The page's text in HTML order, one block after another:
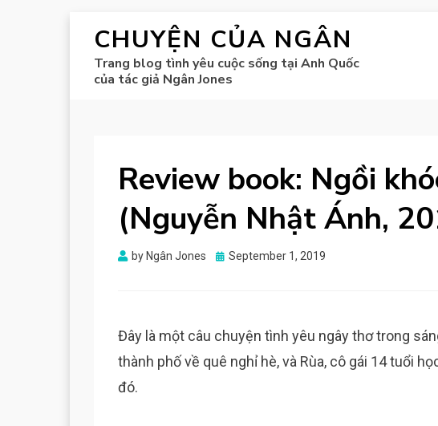
CHUYỆN CỦA NGÂN
Trang blog tình yêu cuộc sống tại Anh Quốc
của tác giả Ngân Jones
Review book: Ngồi
(Nguyễn Nhật Ánh,
by Ngân Jones
Posted
September 1, 2019
Đây là một câu chuyện tình yêu ngây thơ trong
thành phố về quê nghỉ hè, và Rùa, cô gái 14 tuổi
đó.